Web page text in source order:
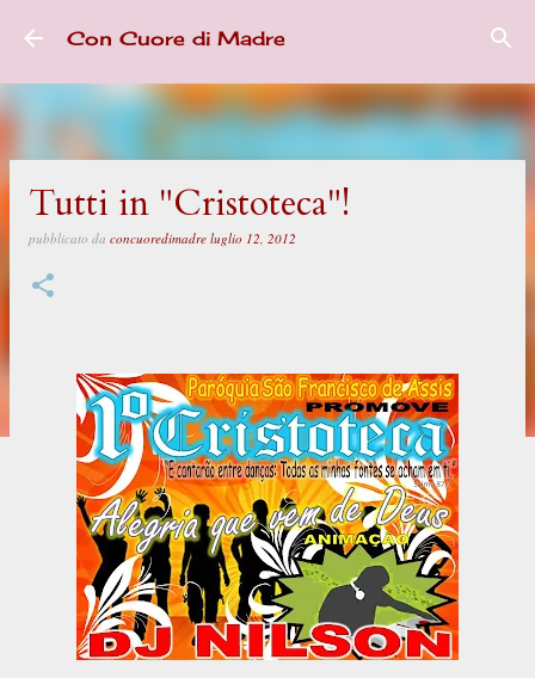
Passa ai contenuti principali
Con Cuore di Madre
Tutti in "Cristoteca"!
pubblicato da concuoredimadre luglio 12, 2012